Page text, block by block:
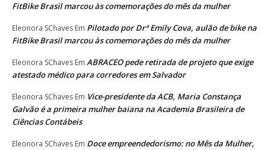
FitBike Brasil marcou às comemorações do mês da mulher
Eleonora SChaves Em Pilotado por Drª Emily Cova, aulão de bike na
FitBike Brasil marcou às comemorações do mês da mulher
Eleonora SChaves Em ABRACEO pede retirada de projeto que exige
atestado médico para corredores em Salvador
Eleonora SChaves Em Vice-presidente da ACB, Maria Constança
Galvão é a primeira mulher baiana na Academia Brasileira de
Ciências Contábeis
Eleonora SChaves Em Doce empreendedorismo: no Mês da Mulher,